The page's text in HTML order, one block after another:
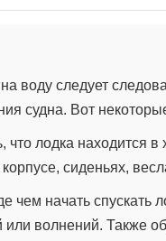
воду следует
судна. Вот
что лодка находится
сиденьях,
чем начать спускать
или волнений. Также